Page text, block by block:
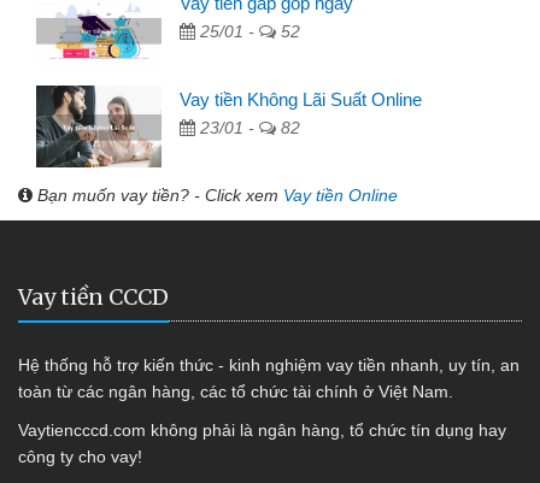
25/01 - 52
Vay tiền Không Lãi Suất Online
23/01 - 82
Bạn muốn vay tiền? - Click xem Vay tiền Online
Vay tiền CCCD
Hệ thống hỗ trợ kiến thức - kinh nghiệm vay tiền nhanh, uy tín, an
toàn từ các ngân hàng, các tổ chức tài chính ở Việt Nam.
Vaytiencccd.com không phải là ngân hàng, tổ chức tín dụng hay
công ty cho vay!